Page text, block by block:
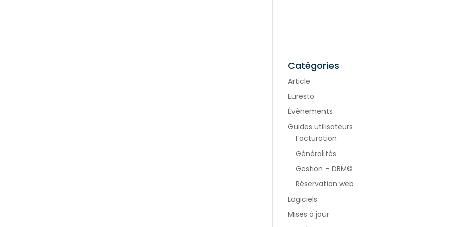
Catégories
Article
Euresto
Évènements
Guides utilisateurs
Facturation
Généralités
Gestion – DBM©
Réservation web
Logiciels
Mises à jour